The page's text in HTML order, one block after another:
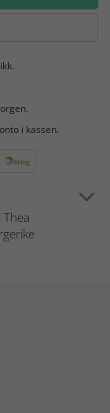
i kassen.